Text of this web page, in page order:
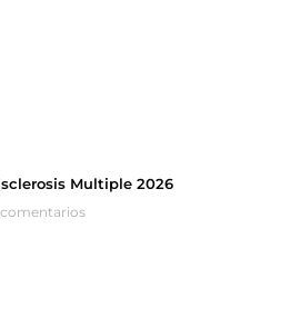
Multiple 2026